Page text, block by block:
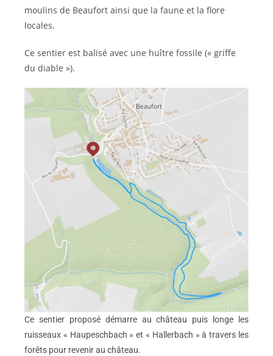
moulins de Beaufort ainsi que la faune et la flore
locales.
Ce sentier est balisé avec une huître fossile (« griffe
du diable »).
Ce sentier proposé démarre au château puis longe les
ruisseaux « Haupeschbach » et « Hallerbach » à travers les
forêts pour revenir au château.